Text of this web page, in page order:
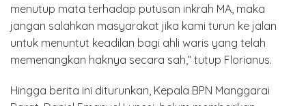
menutup mata terhadap putusan inkrah MA, maka
jangan salahkan masyarakat jika kami turun ke jalan
untuk menuntut keadilan bagi ahli waris yang telah
memenangkan haknya secara sah,” tutup Florianus.
​Hingga berita ini diturunkan, Kepala BPN Manggarai